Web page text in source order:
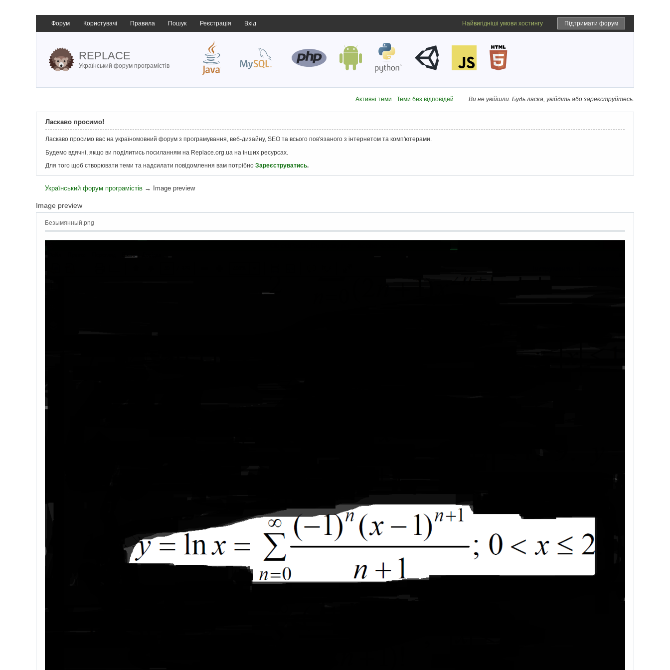
Форум Користувачі Правила Пошук Реєстрація Вхід Підтримати форум
Найвигідніші умови хостингу
REPLACE
Український форум програмістів
Ви не увійшли. Будь ласка, увійдіть або зареєструйтесь.
Активні теми Теми без відповідей
Ласкаво просимо!
Ласкаво просимо вас на україномовний форум з програмування, веб-дизайну, SEO та всього пов'язаного з інтернетом та комп'ютерами.
Будемо вдячні, якщо ви поділитись посиланням на Replace.org.ua на інших ресурсах.
Для того щоб створювати теми та надсилати повідомлення вам потрібно Зареєструватись.
Український форум програмістів → Image preview
Image preview
Безымянный.png